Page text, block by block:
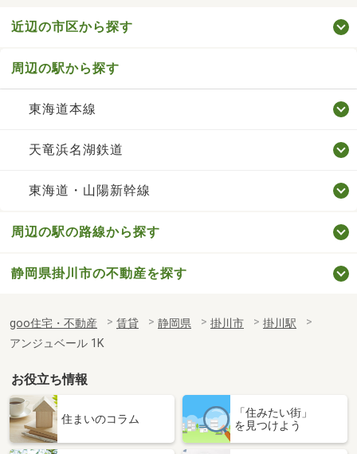
近辺の市区から探す
周辺の駅から探す
東海道本線
天竜浜名湖鉄道
東海道・山陽新幹線
周辺の駅の路線から探す
静岡県掛川市の不動産を探す
goo住宅・不動産 賃貸 静岡県 掛川市
掛川駅
アンジュベール 1K
お役立ち情報
住まいのコラム
「住みたい街」
を見つけよう